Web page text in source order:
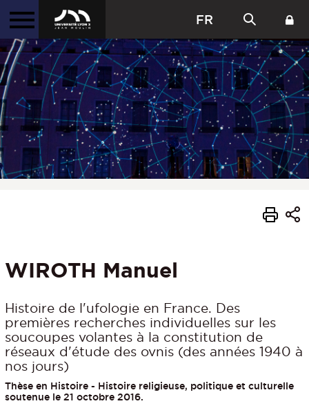
FR
WIROTH Manuel
Histoire de l'ufologie en France. Des
premières recherches individuelles sur les
soucoupes volantes à la constitution de
réseaux d'étude des ovnis (des années 1940 à
nos jours)
Thèse en Histoire - Histoire religieuse, politique et culturelle
soutenue le 21 octobre 2016.